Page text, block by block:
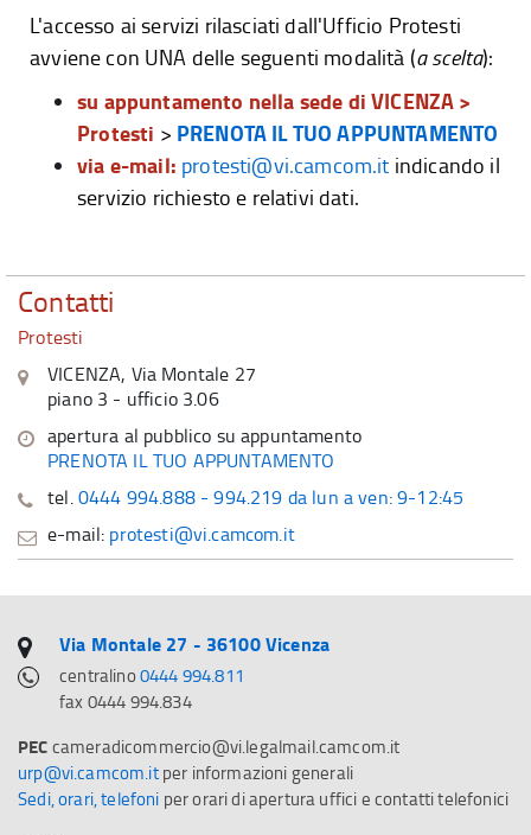
L'accesso ai servizi rilasciati dall'Ufficio Protesti
avviene con UNA delle seguenti modalità (a scelta):
su appuntamento nella sede di VICENZA >
Protesti > PRENOTA IL TUO APPUNTAMENTO
via e-mail: protesti@vi.camcom.it indicando il
servizio richiesto e relativi dati.
Contatti
Protesti
VICENZA, Via Montale 27
piano 3 - ufficio 3.06
apertura al pubblico su appuntamento
PRENOTA IL TUO APPUNTAMENTO
tel.0444 994.888 - 994.219 da lun a ven: 9-12:45
e-mail: protesti@vi.camcom.it
Via Montale 27 - 36100 Vicenza
centralino0444 994.811
fax 0444 994.834
PECcameradicommercio@vi.legalmail.camcom.it
urp@vi.camcom.itper informazioni generali
Sedi, orari, telefoni per orari di apertura uffici e contatti telefonici